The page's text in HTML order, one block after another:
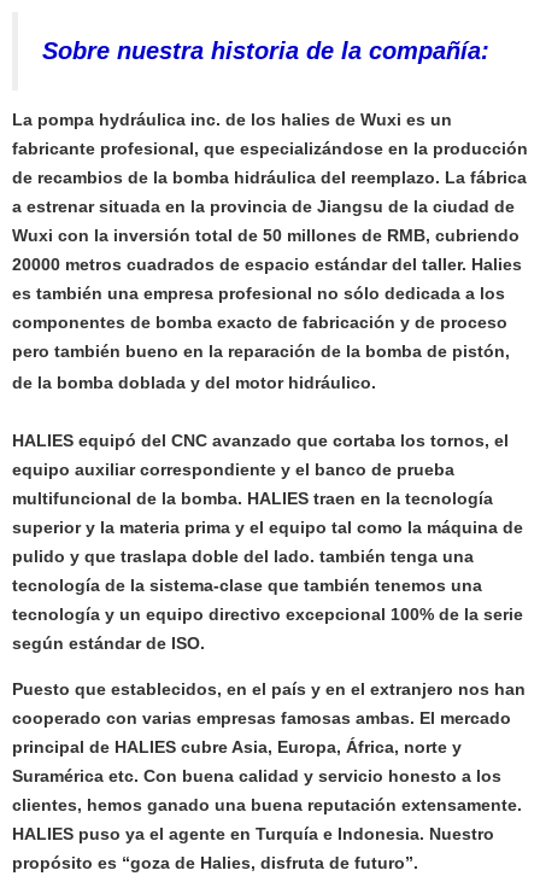
Sobre nuestra historia de la compañía:
La pompa hydráulica inc. de los halies de Wuxi es un
fabricante profesional, que especializándose en la producción
de recambios de la bomba hidráulica del reemplazo. La fábrica
a estrenar situada en la provincia de Jiangsu de la ciudad de
Wuxi con la inversión total de 50 millones de RMB, cubriendo
20000 metros cuadrados de espacio estándar del taller. Halies
es también una empresa profesional no sólo dedicada a los
componentes de bomba exacto de fabricación y de proceso
pero también bueno en la reparación de la bomba de pistón,
de la bomba doblada y del motor hidráulico.
HALIES equipó del CNC avanzado que cortaba los tornos, el
equipo auxiliar correspondiente y el banco de prueba
multifuncional de la bomba. HALIES traen en la tecnología
superior y la materia prima y el equipo tal como la máquina de
pulido y que traslapa doble del lado. también tenga una
tecnología de la sistema-clase que también tenemos una
tecnología y un equipo directivo excepcional 100% de la serie
según estándar de ISO.
Puesto que establecidos, en el país y en el extranjero nos han
cooperado con varias empresas famosas ambas. El mercado
principal de HALIES cubre Asia, Europa, África, norte y
Suramérica etc. Con buena calidad y servicio honesto a los
clientes, hemos ganado una buena reputación extensamente.
HALIES puso ya el agente en Turquía e Indonesia. Nuestro
propósito es “goza de Halies, disfruta de futuro”.